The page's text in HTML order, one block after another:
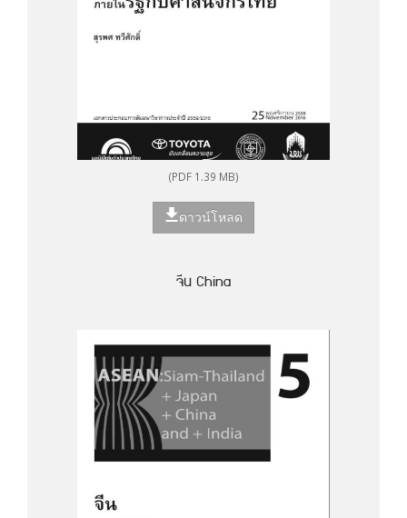
(PDF 1.39 MB)
ดาวน์โหลด
จีน China